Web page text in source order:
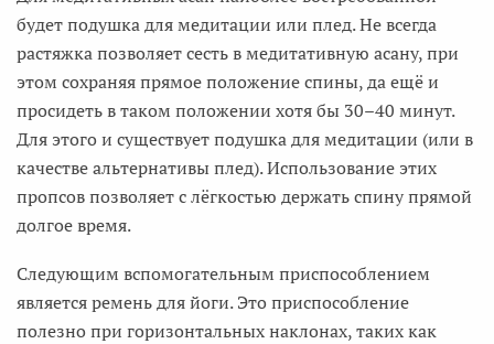
будет подушка для медитации или плед. Не всегда
растяжка позволяет сесть в медитативную асану, при
этом сохраняя прямое положение спины, да ещё и
просидеть в таком положении хотя бы 30–40 минут.
Для этого и существует подушка для медитации (или в
качестве альтернативы плед). Использование этих
пропсов позволяет с лёгкостью держать спину прямой
долгое время.
Следующим вспомогательным приспособлением
является ремень для йоги. Это приспособление
полезно при горизонтальных наклонах, таких как